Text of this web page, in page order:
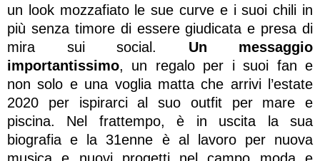
un look mozzafiato le sue curve e i suoi chili in
più senza timore di essere giudicata e presa di
mira sui social. Un messaggio
importantissimo, un regalo per i suoi fan e
non solo e una voglia matta che arrivi l’estate
2020 per ispirarci al suo outfit per mare e
piscina. Nel frattempo, è in uscita la sua
biografia e la 31enne è al lavoro per nuova